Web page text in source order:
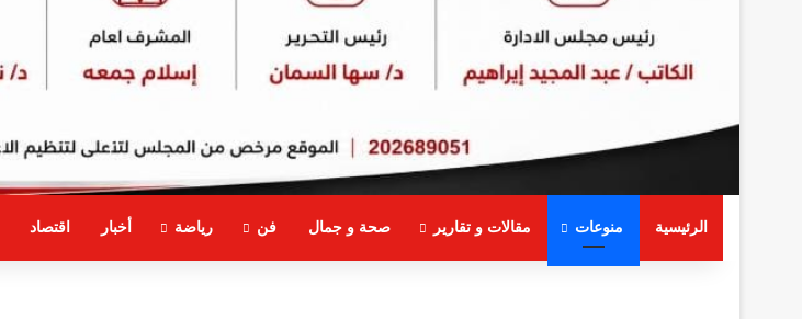
الرئيسية منوعات مقالات و تقارير صحة و جمال فن رياضة أخبار اقتصاد